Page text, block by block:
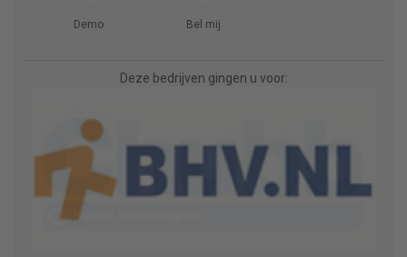
Demo Bel mij
Deze bedrijven gingen u voor: